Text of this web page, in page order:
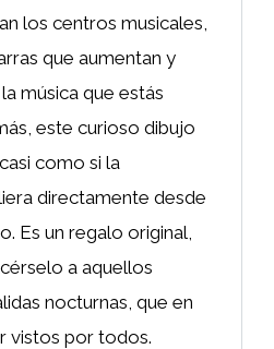
los centros musicales,
que aumentan y
música que estás
este curioso dibujo
como si la
directamente desde
Es un regalo original,
a aquellos
nocturnas, que en
vistos por todos.